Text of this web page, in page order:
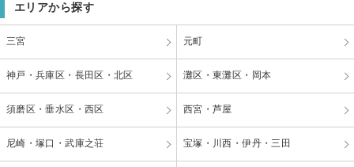
エリアから探す
三宮 元町
神戸・兵庫区・長田区・北区 灘区・東灘区・岡本
須磨区・垂水区・西区 西宮・芦屋
尼崎・塚口・武庫之荘 宝塚・川西・伊丹・三田